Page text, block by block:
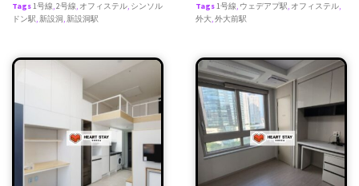
Tags1号線,2号線, オフィステル, シンソル
ドン駅,新設洞 ,新設洞駅
Tags1号線, ウェデアプ駅, オフィステル,
外大,外大前駅